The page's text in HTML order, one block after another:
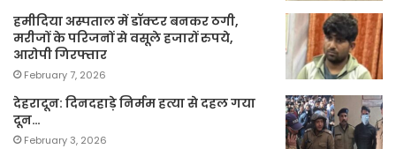
हमीदिया अस्पताल में डॉक्टर बनकर ठगी,
मरीजों के परिजनों से वसूले हजारों रुपये,
आरोपी गिरफ्तार
February 7, 2026
देहरादून: दिनदहाड़े निर्मम हत्या से दहल गया
दून…
February 3, 2026